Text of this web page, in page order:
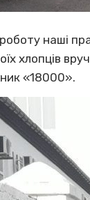
наші
хлопців
«18000».